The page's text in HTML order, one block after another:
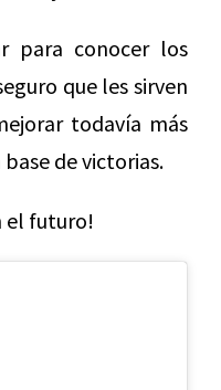
para conocer los
que les sirven
todavía más
de victorias.
el futuro!